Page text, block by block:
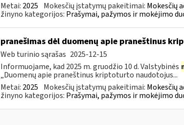
Metai: 2025 Mokesčių įstatymų pakeitimai: Mokesčių
žinyno kategorijos: Prašymai, pažymos ir mokėjimo
pranešimas dėl duomenų apie praneštinus
Web turinio sąrašas 2025-12-15
Informuojame, kad 2025 m. gruodžio 10 d. Valstybinės
„Duomenų apie praneštinus kriptoturto naudotojus...
Metai: 2025 Mokesčių įstatymų pakeitimai: Mokesčių
žinyno kategorijos: Prašymai, pažymos ir mokėjimo